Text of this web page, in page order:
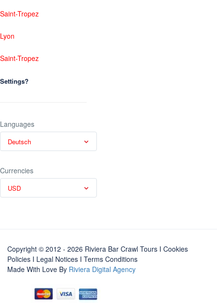
Saint-Tropez
Lyon
Saint-Tropez
Settings?
Languages
Deutsch
Currencies
USD
Copyright © 2012 - 2026 Riviera Bar Crawl Tours I Cookies
Policies I Legal Notices I Terms Conditions
Made With Love By Riviera Digital Agency